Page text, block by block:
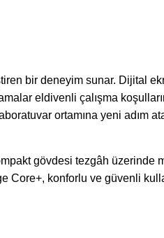
bir deneyim sunar. Dijital
eldivenli çalışma
ortamına yeni adım
gövdesi tezgâh üzerinde
Core+, konforlu ve güvenli